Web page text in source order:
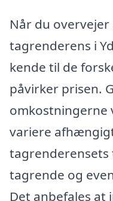
Når du
tagrenderens i
kende til de
påvirker prisen.
omkostningerne
variere
tagrende og
Det anbefales